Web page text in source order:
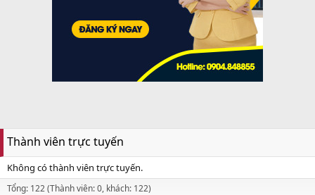
Thành viên trực tuyến
Không có thành viên trực tuyến.
Tổng: 122 (Thành viên: 0, khách: 122)